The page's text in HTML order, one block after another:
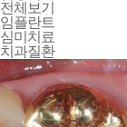
전체보기
임플란트
심미치료
치과질환